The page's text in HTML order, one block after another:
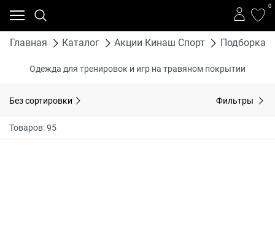
0
Главная Каталог Акции Кинаш Спорт Подборка
Одежда для тренировок и игр на травяном покрытии
Без сортировки Фильтры
Товаров: 95